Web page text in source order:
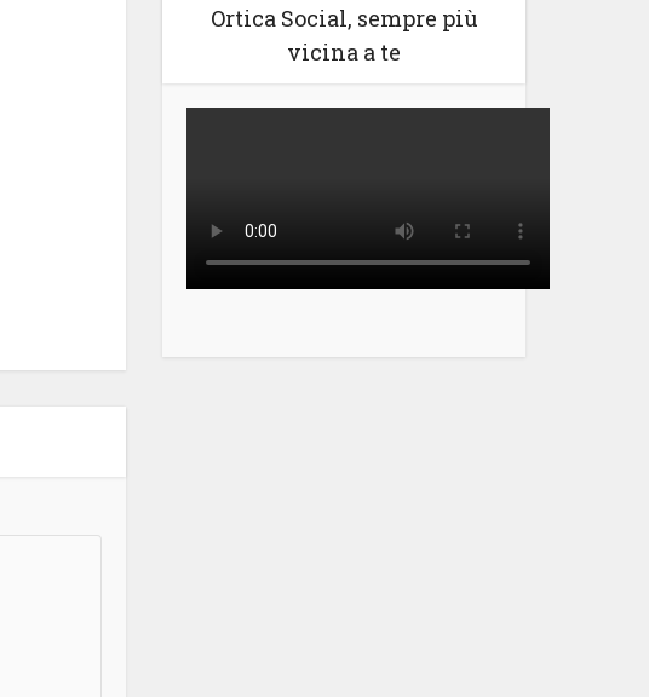
Ortica Social, sempre più
vicina a te